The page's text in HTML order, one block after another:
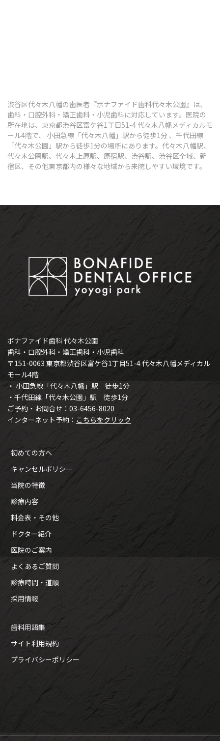
渋谷区代々木八幡の歯医者『ボナファイド歯科代々木公園』は、
歯科・口腔外科・矯正歯科・小児歯科に対応しています。医院の
所在地は、東京都渋谷区富ケ谷1丁目51-4 代々木八幡メディカルモ
ール4階で、 小田急線「代々木八幡」駅から徒歩1分 、千代田線
「代々木公園」駅から徒歩1分の場所にあります。代々木八幡駅、
代々木公園駅、代々木上原駅、原宿駅、渋谷駅、渋谷区全域、新
宿区、その他東京都内の様々な地域から来院しやすい環境です。
ボナファイド歯科 代々木公園
歯科・口腔外科・矯正歯科・小児歯科
〒151-0063 東京都渋谷区富ケ谷1丁目51-4 代々木八幡メディカル
モール4階
・ 小田急線「代々木八幡」駅 徒歩1分
・千代田線「代々木公園」駅 徒歩1分
ご予約・お問合せ： 03-6456-8020
インターネット予約： こちらをクリック
初めての方へ
キャンセルポリシー
当院の特徴
診療内容
料金表・その他
ドクター紹介
医院のご案内
よくあるご質問
診療時間・道順
採用情報
歯科用語集
サイト利用規約
プライバシーポリシー